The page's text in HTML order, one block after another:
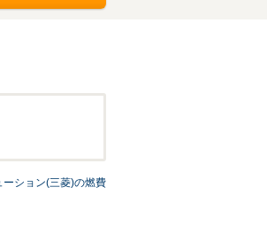
ーション(三菱)の燃費